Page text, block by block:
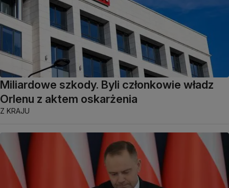
Miliardowe szkody. Byli członkowie władz
Orlenu z aktem oskarżenia
Z KRAJU